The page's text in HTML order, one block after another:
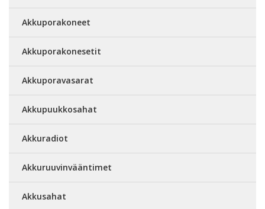
Akkuporakoneet
Akkuporakonesetit
Akkuporavasarat
Akkupuukkosahat
Akkuradiot
Akkuruuvinvääntimet
Akkusahat